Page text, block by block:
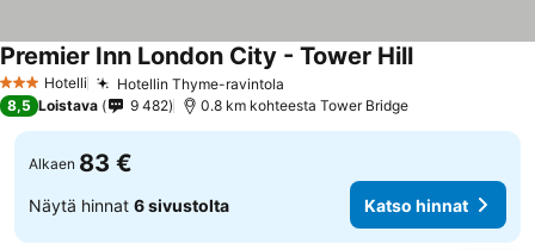
3 Tähtiluokitus
Hotelli Hotellin Thyme-ravintola
Premier Inn London City - Tower Hill
8,5 Loistava 9 482 0.8 km kohteesta Tower Bridge
Alkaen 83 €
Näytä hinnat 6 sivustolta Katso hinnat